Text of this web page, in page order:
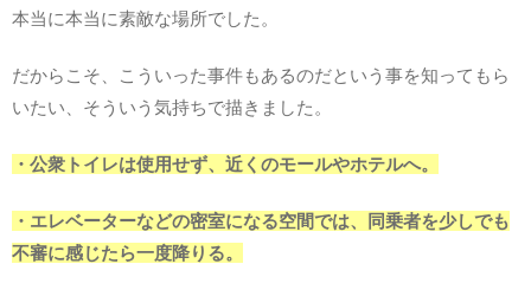
本当に本当に素敵な場所でした。
だからこそ、こういった事件もあるのだという事を知ってもら
いたい、そういう気持ちで描きました。
・公衆トイレは使用せず、近くのモールやホテルへ。
・エレベーターなどの密室になる空間では、同乗者を少しでも
不審に感じたら一度降りる。